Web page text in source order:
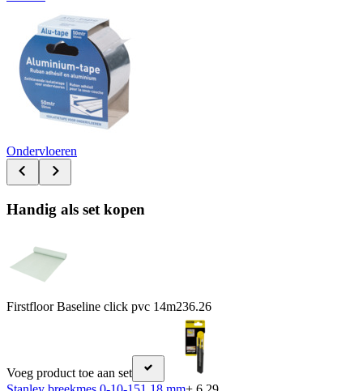
Ondervloeren
Handig als set kopen
Firstfloor Baseline click pvc 14m236.26
Voeg product toe aan set